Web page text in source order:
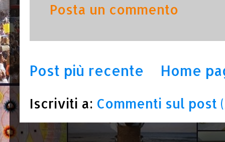
Posta un commento
Post più recente Home
Iscriviti a: Commenti sul post